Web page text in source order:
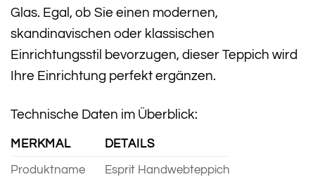
Glas. Egal, ob Sie einen modernen,
skandinavischen oder klassischen
Einrichtungsstil bevorzugen, dieser Teppich wird
Ihre Einrichtung perfekt ergänzen.
Technische Daten im Überblick:
MERKMAL DETAILS
Produktname Esprit Handwebteppich